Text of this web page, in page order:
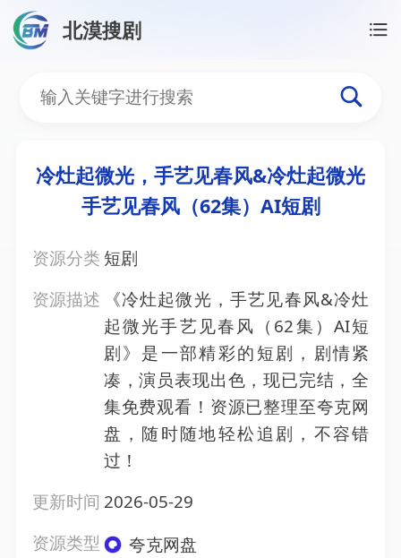
北漠搜剧
冷灶起微光，手艺见春
冷灶起微光，手艺见春风&冷灶起微光
手艺见春风（62集）AI短剧
资源分类 短剧
资源描述
《冷灶起微光，手艺见春风&冷灶
起微光手艺见春风（62集）AI短
剧》是一部精彩的短剧，剧情紧
凑，演员表现出色，现已完结，全
集免费观看！资源已整理至夸克网
盘，随时随地轻松追剧，不容错
过！
更新时间 2026-05-29
资源类型
夸克网盘